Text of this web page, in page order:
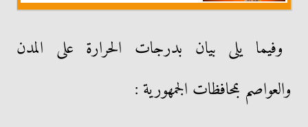
وفيما يلى بيان بدرجات الحرارة على المدن
والعواصم بمحافظات الجمهورية :